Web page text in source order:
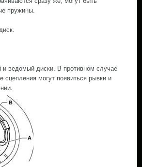
пружины.
и ведомый диски. В противном случае
сцепления могут появиться рывки и